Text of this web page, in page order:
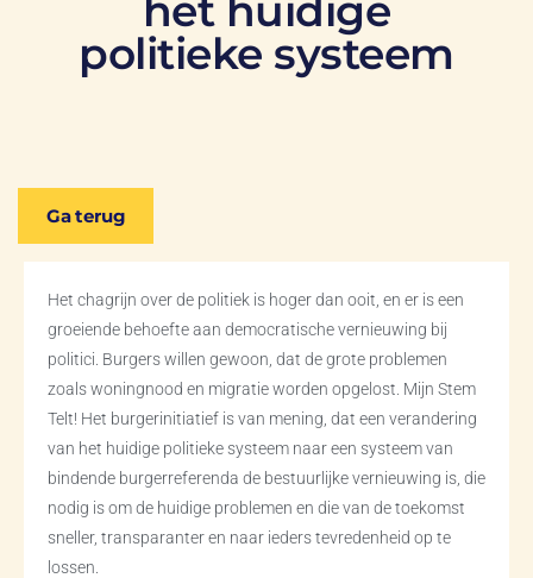
het huidige
politieke systeem
Ga terug
Het chagrijn over de politiek is hoger dan ooit, en er is een
groeiende behoefte aan democratische vernieuwing bij
politici. Burgers willen gewoon, dat de grote problemen
zoals woningnood en migratie worden opgelost. Mijn Stem
Telt! Het burgerinitiatief is van mening, dat een verandering
van het huidige politieke systeem naar een systeem van
bindende burgerreferenda de bestuurlijke vernieuwing is, die
nodig is om de huidige problemen en die van de toekomst
sneller, transparanter en naar ieders tevredenheid op te
lossen.